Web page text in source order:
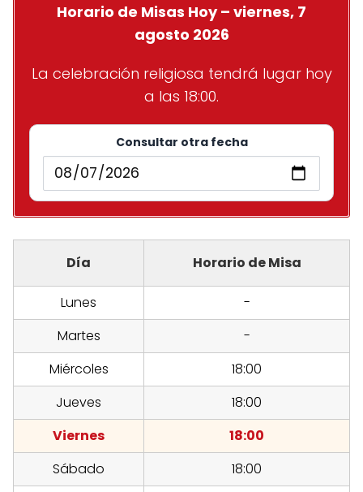
Horario de Misas Hoy – viernes, 7
agosto 2026
La celebración religiosa tendrá lugar hoy
a las 18:00.
Consultar otra fecha
Día Horario de Misa
Lunes
-
Martes
-
Miércoles
18:00
Jueves
18:00
Viernes
18:00
Sábado
18:00